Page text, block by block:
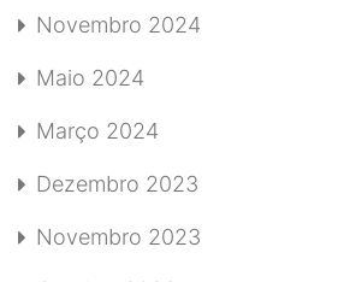
Novembro 2024
Maio 2024
Março 2024
Dezembro 2023
Novembro 2023